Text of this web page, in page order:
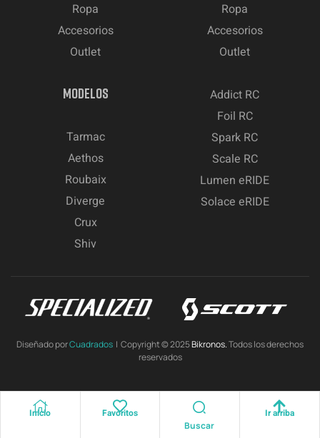
Inicio Favoritos
Buscar
Ir arriba
Ropa
Accesorios
Outlet
Ropa
Accesorios
Outlet
MODELOS
Tarmac
Aethos
Roubaix
Diverge
Crux
Shiv
Addict RC
Foil RC
Spark RC
Scale RC
Lumen eRIDE
Solace eRIDE
Diseñado porCuadrados | Copyright © 2025Bikronos.Todos los derechos
reservados